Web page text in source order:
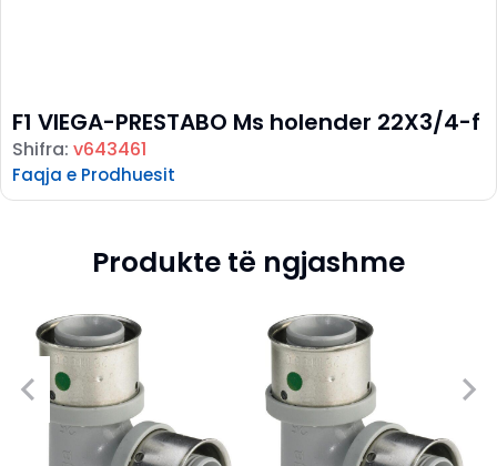
F1 VIEGA-PRESTABO Ms holender 22X3/4-f
Shifra: v643461
Faqja e Prodhuesit
Produkte të ngjashme